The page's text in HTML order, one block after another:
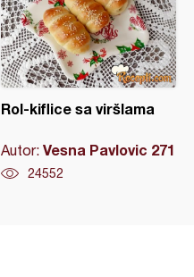
Rol-kiflice sa viršlama
Autor: Vesna Pavlovic 271
24552